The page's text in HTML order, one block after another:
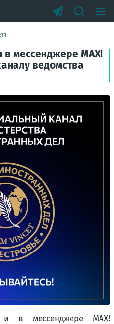
мессенджере MAX!
ведомства
мессенджере MAX!